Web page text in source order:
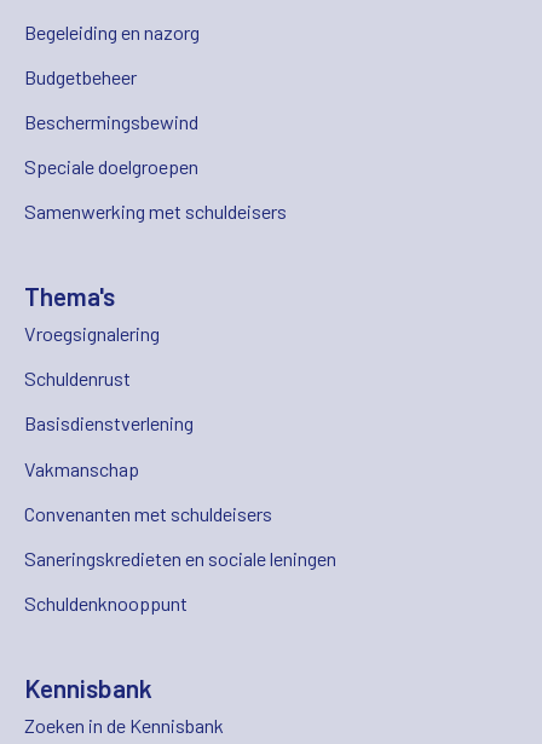
Begeleiding en nazorg
Budgetbeheer
Beschermingsbewind
Speciale doelgroepen
Samenwerking met schuldeisers
Thema's
Vroegsignalering
Schuldenrust
Basisdienstverlening
Vakmanschap
Convenanten met schuldeisers
Saneringskredieten en sociale leningen
Schuldenknooppunt
Kennisbank
Zoeken in de Kennisbank